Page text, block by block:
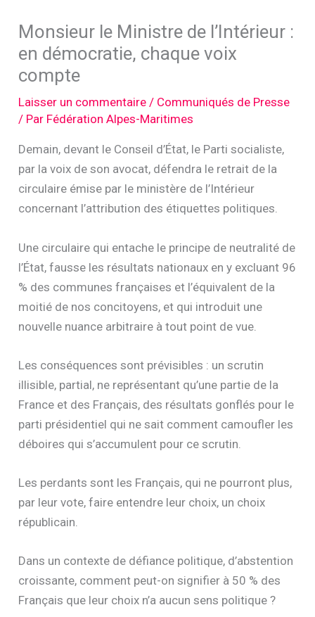
Monsieur le Ministre de l’Intérieur :
en démocratie, chaque voix
compte
Laisser un commentaire / Communiqués de Presse
/ Par Fédération Alpes-Maritimes
Demain, devant le Conseil d’État, le Parti socialiste,
par la voix de son avocat, défendra le retrait de la
circulaire émise par le ministère de l’Intérieur
concernant l’attribution des étiquettes politiques.
Une circulaire qui entache le principe de neutralité de
l’État, fausse les résultats nationaux en y excluant 96
% des communes françaises et l’équivalent de la
moitié de nos concitoyens, et qui introduit une
nouvelle nuance arbitraire à tout point de vue.
Les conséquences sont prévisibles : un scrutin
illisible, partial, ne représentant qu’une partie de la
France et des Français, des résultats gonflés pour le
parti présidentiel qui ne sait comment camoufler les
déboires qui s’accumulent pour ce scrutin.
Les perdants sont les Français, qui ne pourront plus,
par leur vote, faire entendre leur choix, un choix
républicain.
Dans un contexte de défiance politique, d’abstention
croissante, comment peut-on signifier à 50 % des
Français que leur choix n’a aucun sens politique ?